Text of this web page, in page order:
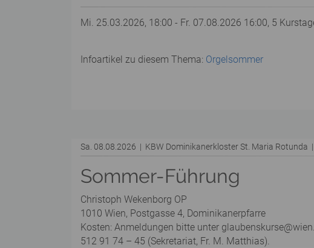
Mi. 25.03.2026, 18:00 - Fr. 07.08.2026 16:00, 5
Infoartikel zu diesem Thema: Orgelsommer
Sa. 08.08.2026 | KBW Dominikanerkloster St. Maria Rotunda
Sommer-Führung
Christoph Wekenborg OP
1010 Wien, Postgasse 4, Dominikanerpfarre
Kosten: Anmeldungen bitte unter
512 91 74 – 45 (Sekretariat, Fr. M. Matthias).